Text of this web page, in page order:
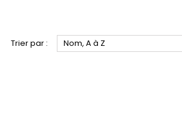
Trier par : Nom, A à Z